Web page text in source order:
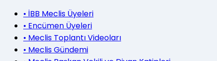
• İBB Meclis Üyeleri
• Encümen Üyeleri
• Meclis Toplantı Videoları
• Meclis Gündemi